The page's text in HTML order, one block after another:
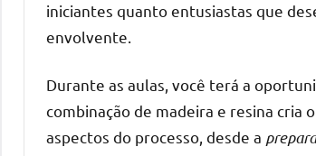
iniciantes quanto entusiastas que
envolvente.
Durante as aulas, você terá a
combinação de madeira e resina cria
aspectos do processo, desde a